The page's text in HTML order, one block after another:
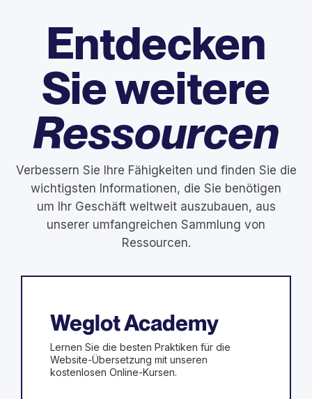
Entdecken
Sie weitere
Ressourcen
Verbessern Sie Ihre Fähigkeiten und finden Sie die
wichtigsten Informationen, die Sie benötigen
um Ihr Geschäft weltweit auszubauen, aus
unserer umfangreichen Sammlung von
Ressourcen.
Weglot Academy
Lernen Sie die besten Praktiken für die
Website-Übersetzung mit unseren
kostenlosen Online-Kursen.